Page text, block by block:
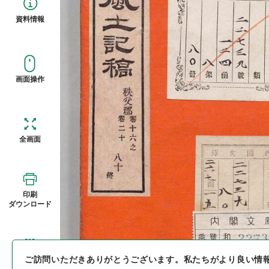
資料情報
画面操作
全画面
印刷
ダウンロード
概観図
ご訪問いただきありがとうございます。 私たちがより良い情